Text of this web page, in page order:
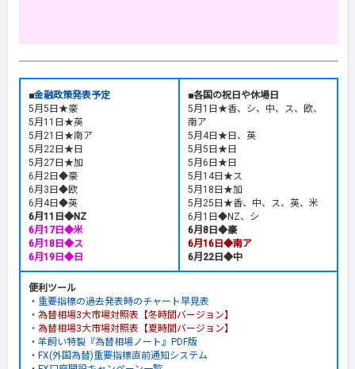
■金融政策発表予定
5月5日★豪
5月11日★英
5月21日★南ア
5月22日★日
5月27日★加
6月2日◆豪
6月3日◆欧
6月4日◆英
6月11日◆NZ
6月17日◆米
6月18日◆ス
6月19日◆日
■各国の祝日や休場日
5月1日★香、シ、中、ス、欧、
南ア
5月4日★日、英
5月5日★日
5月6日★日
5月14日★ス
5月18日★加
5月25日★香、中、ス、英、米
6月1日◆NZ、シ
6月8日◆豪
6月16日◆南ア
6月22日◆中
便利ツール
・ 重要指標の過去発表時のチャート早見表
・ 為替相場3大市場対照表【冬時間バージョン】
・ 為替相場3大市場対照表【夏時間バージョン】
・ 羊飼い特製『為替相場ノート』PDF版
・ FX(外国為替)重要指標直前通知システム